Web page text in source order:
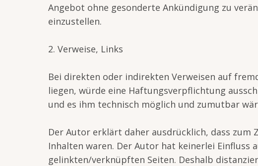
Angebot ohne gesonderte Ankündigung zu
einzustellen.
2. Verweise, Links
Bei direkten oder indirekten Verweisen auf
liegen, würde eine Haftungsverpflichtung
und es ihm technisch möglich und zumutbar
Der Autor erklärt daher ausdrücklich, dass
Inhalten waren. Der Autor hat keinerlei
gelinkten/verknüpften Seiten. Deshalb